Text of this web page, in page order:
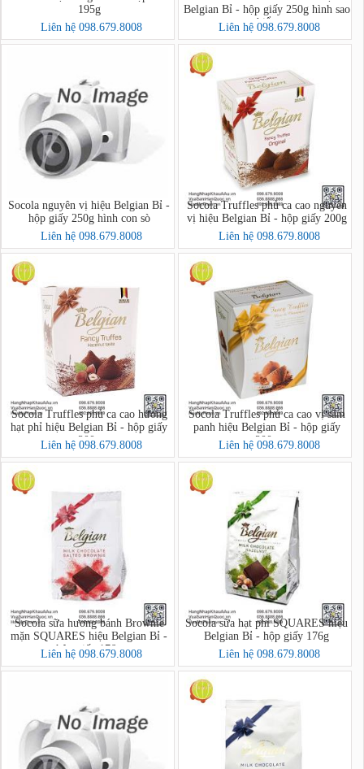
195g
Liên hệ 098.679.8008
Belgian Bỉ - hộp giấy 250g hình sao
biển
Liên hệ 098.679.8008
Socola nguyên vị hiệu Belgian Bỉ -
hộp giấy 250g hình con sò
Liên hệ 098.679.8008
Socola Truffles phủ ca cao nguyên
vị hiệu Belgian Bỉ - hộp giấy 200g
Liên hệ 098.679.8008
Socola Truffles phủ ca cao hương
hạt phỉ hiệu Belgian Bỉ - hộp giấy
200g
Liên hệ 098.679.8008
Socola Truffles phủ ca cao vị sâm
panh hiệu Belgian Bỉ - hộp giấy
200g
Liên hệ 098.679.8008
Socola sữa hương bánh Brownie
mặn SQUARES hiệu Belgian Bỉ -
hộp giấy 176g
Liên hệ 098.679.8008
Socola sữa hạt phỉ SQUARES hiệu
Belgian Bỉ - hộp giấy 176g
Liên hệ 098.679.8008